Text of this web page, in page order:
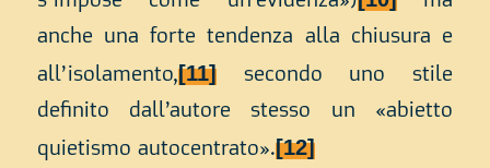
anche una forte tendenza alla chiusura e
all’isolamento,[11]secondo uno stile
definito dall’autore stesso un «abietto
quietismo autocentrato».[12]